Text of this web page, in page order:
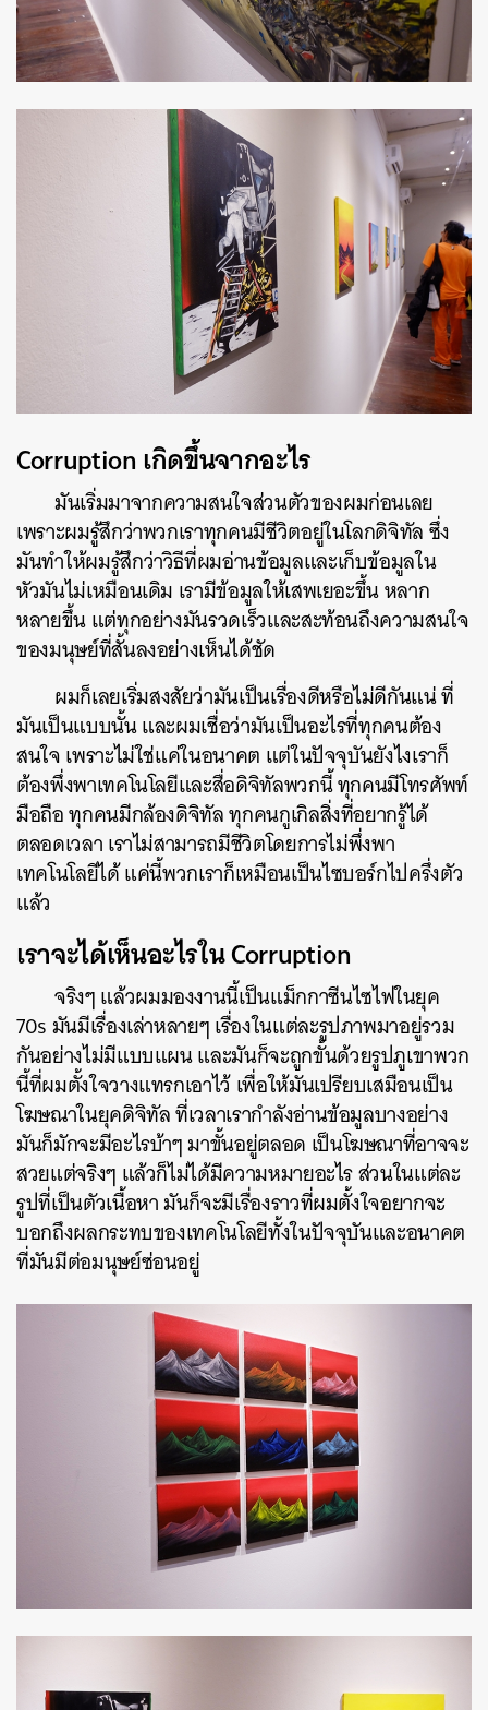
Corruption เกิดขึ้นจากอะไร
มันเริ่มมาจากความสนใจส่วนตัวของผมก่อนเลย
เพราะผมรู้สึกว่าพวกเราทุกคนมีชีวิตอยู่ในโลกดิจิทัล ซึ่ง
มันทำให้ผมรู้สึกว่าวิธีที่ผมอ่านข้อมูลและเก็บข้อมูลใน
หัวมันไม่เหมือนเดิม เรามีข้อมูลให้เสพเยอะขึ้น หลาก
หลายขึ้น แต่ทุกอย่างมันรวดเร็วและสะท้อนถึงความสนใจ
ของมนุษย์ที่สั้นลงอย่างเห็นได้ชัด
ผมก็เลยเริ่มสงสัยว่ามันเป็นเรื่องดีหรือไม่ดีกันแน่ที่
มันเป็นแบบนั้น และผมเชื่อว่ามันเป็นอะไรที่ทุกคนต้อง
สนใจ เพราะไม่ใช่แค่ในอนาคต แต่ในปัจจุบันยังไงเราก็
ต้องพึ่งพาเทคโนโลยีและสื่อดิจิทัลพวกนี้ ทุกคนมีโทรศัพท์
มือถือ ทุกคนมีกล้องดิจิทัล ทุกคนกูเกิลสิ่งที่อยากรู้ได้
ตลอดเวลา เราไม่สามารถมีชีวิตโดยการไม่พึ่งพา
เทคโนโลยีได้แค่นี้พวกเราก็เหมือนเป็นไซบอร์กไปครึ่งตัว
แล้ว
เราจะได้เห็นอะไรใน Corruption
จริงๆ แล้วผมมองงานนี้เป็นแม็กกาซีนไซไฟในยุค
70sมันมีเรื่องเล่าหลายๆ เรื่องในแต่ละรูปภาพมาอยู่รวม
กันอย่างไม่มีแบบแผนและมันก็จะถูกขั้นด้วยรูปภูเขาพวก
นี้ที่ผมตั้งใจวางแทรกเอาไว้ เพื่อให้มันเปรียบเสมือนเป็น
โฆษณาในยุคดิจิทัล ที่เวลาเรากำลังอ่านข้อมูลบางอย่าง
มันก็มักจะมีอะไรบ้าๆ มาขั้นอยู่ตลอด เป็นโฆษณาที่อาจจะ
สวยแต่จริงๆ แล้วก็ไม่ได้มีความหมายอะไร ส่วนในแต่ละ
รูปที่เป็นตัวเนื้อหา มันก็จะมีเรื่องราวที่ผมตั้งใจอยากจะ
บอกถึงผลกระทบของเทคโนโลยีทั้งในปัจจุบันและอนาคต
ที่มันมีต่อมนุษย์ซ่อนอยู่